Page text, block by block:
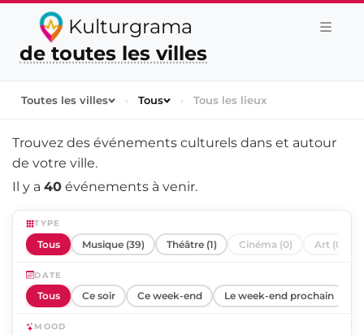
Kulturgrama
de toutes les villes
Toutes les villes › Tous › Tous les lieux
Trouvez des événements culturels dans et autour
de votre ville.
Il y a 40 événements à venir.
TYPE
Tous Musique (39) Théâtre (1) Cinéma (0) Art (0)
DATE
Tous Ce soir Ce week-end Le week-end prochain
MOOD